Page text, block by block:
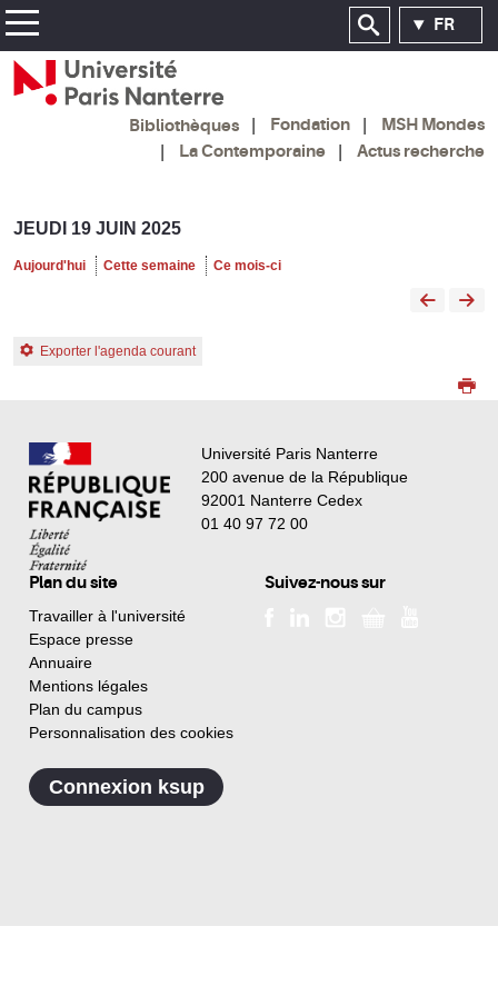
FR
Bibliothèques Fondation
MSH Mondes
La Contemporaine
Actus recherche
JEUDI 19 JUIN 2025
Aujourd'hui Cette semaine Ce mois-ci
Exporter l'agenda courant
Université Paris Nanterre
200 avenue de la République
92001 Nanterre Cedex
01 40 97 72 00
Plan du site
Travailler à l'université
Espace presse
Annuaire
Mentions légales
Plan du campus
Personnalisation des cookies
Suivez-nous sur
Connexion ksup